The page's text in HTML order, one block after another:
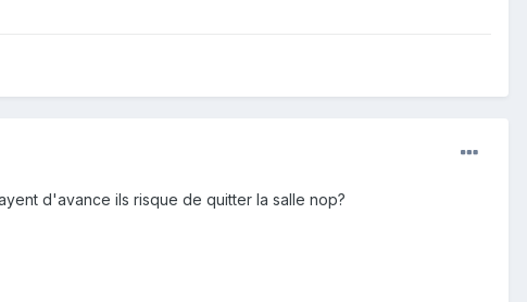
d'avance ils risque de quitter la salle nop?